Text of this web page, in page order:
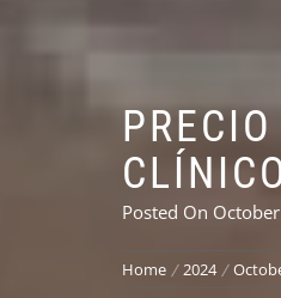
Posted On
Home 2024